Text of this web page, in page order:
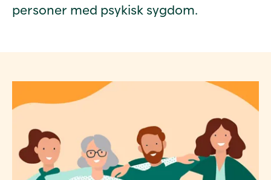
personer med psykisk sygdom.